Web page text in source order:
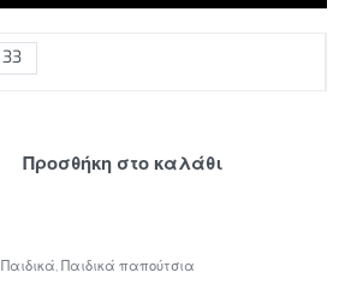
33
Προσθήκη στο καλάθι
Παιδικά, Παιδικά παπούτσια